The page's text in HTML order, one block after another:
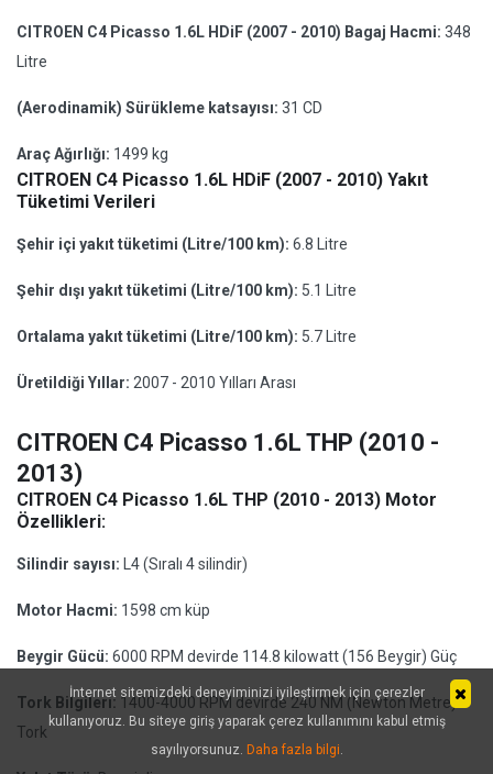
CITROEN C4 Picasso 1.6L HDiF (2007 - 2010) Bagaj Hacmi: 348
Litre
(Aerodinamik) Sürükleme katsayısı: 31 CD
Araç Ağırlığı: 1499 kg
CITROEN C4 Picasso 1.6L HDiF (2007 - 2010) Yakıt
Tüketimi Verileri
Şehir içi yakıt tüketimi (Litre/100 km): 6.8 Litre
Şehir dışı yakıt tüketimi (Litre/100 km): 5.1 Litre
Ortalama yakıt tüketimi (Litre/100 km): 5.7 Litre
Üretildiği Yıllar: 2007 - 2010 Yılları Arası
CITROEN C4 Picasso 1.6L THP (2010 -
2013)
CITROEN C4 Picasso 1.6L THP (2010 - 2013) Motor
Özellikleri:
Silindir sayısı: L4 (Sıralı 4 silindir)
Motor Hacmi: 1598 cm küp
Beygir Gücü: 6000 RPM devirde 114.8 kilowatt (156 Beygir) Güç
Tork Bilgileri: 1400-4000 RPM devirde 240 NM (Newton Metre)
Tork
İnternet sitemizdeki deneyiminizi iyileştirmek için çerezler
kullanıyoruz. Bu siteye giriş yaparak çerez kullanımını kabul etmiş
sayılıyorsunuz. Daha fazla bilgi.